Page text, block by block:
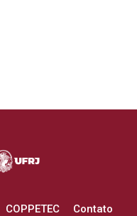
COPPETEC Contato